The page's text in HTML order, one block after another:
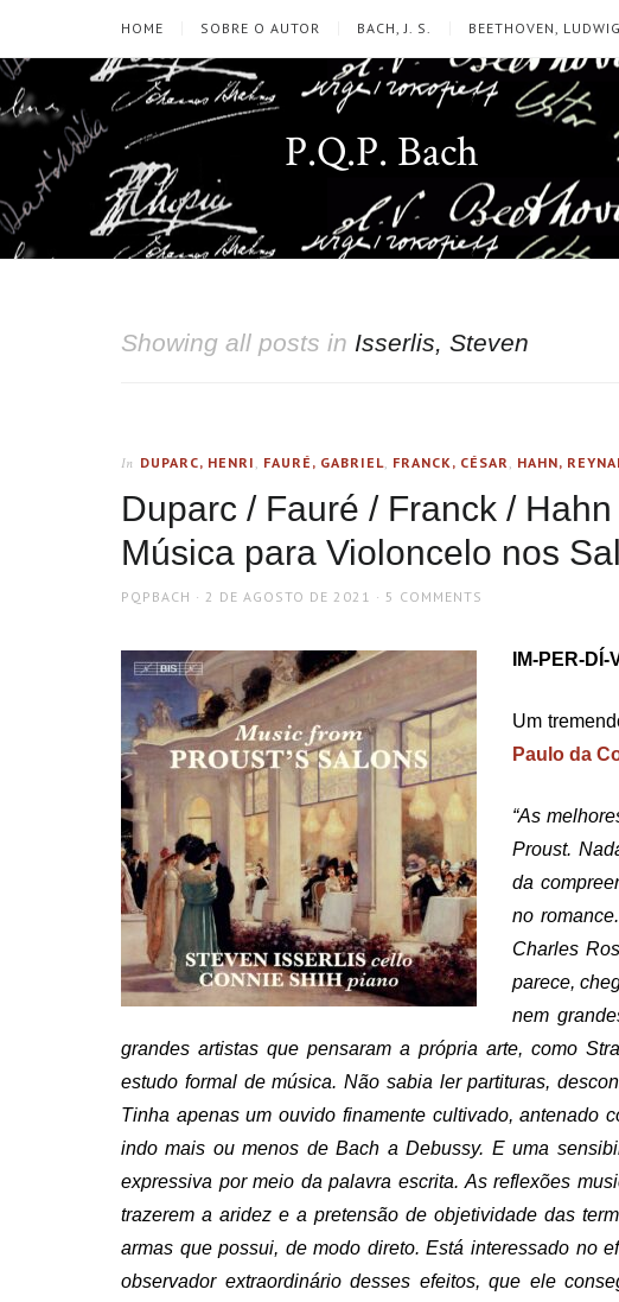
HOME SOBRE O AUTOR BACH, J. S. BEETHOVEN,
P.Q.P. Bach
Showing all posts in Isserlis, Steven
In DUPARC, HENRI FAURÉ, GABRIEL FRANCK, CÉSAR HAHN,
Duparc / Fauré / Franck /
Música para Violoncelo nos
AUTHOR
PQPBACH
POSTED
2 DE AGOSTO DE 2021 5 COMMENTS
IM-PER-DÍ-
Um
Paulo da
“As
Proust.
da
no
Charles
parece,
nem
grandes artistas que pensaram a própria arte, como
estudo formal de música. Não sabia ler partituras,
Tinha apenas um ouvido finamente cultivado, antenado
indo mais ou menos de Bach a Debussy. E uma
expressiva por meio da palavra escrita. As reflexões
trazerem a aridez e a pretensão de objetividade das
armas que possui, de modo direto. Está interessado no
observador extraordinário desses efeitos, que ele